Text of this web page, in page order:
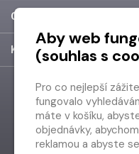
O společnosti
Kontakt
Aby web
(souhlas s
Pro co nejlepší
fungovalo
máte v košíku,
objednávky,
reklamou a abyste